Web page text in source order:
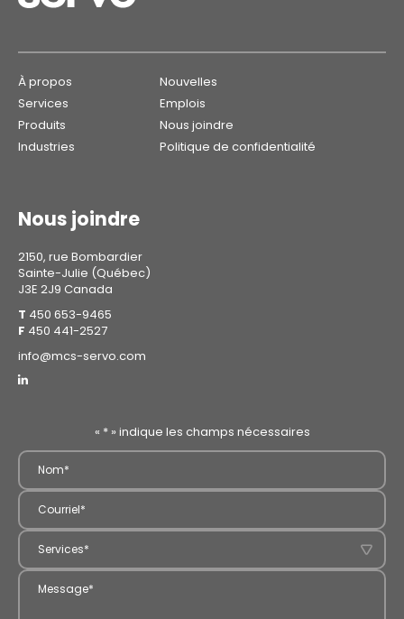
À propos
Nouvelles
Services
Emplois
Produits
Nous joindre
Industries
Politique de confidentialité
Nous joindre
2150, rue Bombardier
Sainte-Julie (Québec)
J3E 2J9 Canada
T 450 653-9465
F 450 441-2527
info@mcs-servo.com
« *» indique les champs nécessaires